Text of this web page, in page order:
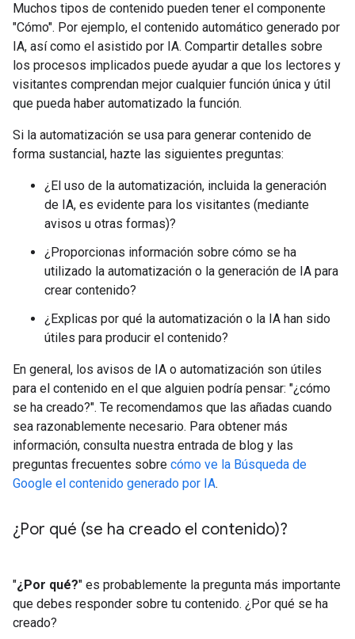
Muchos tipos de contenido pueden tener el componente
"Cómo". Por ejemplo, el contenido automático generado por
IA, así como el asistido por IA. Compartir detalles sobre
los procesos implicados puede ayudar a que los lectores y
visitantes comprendan mejor cualquier función única y útil
que pueda haber automatizado la función.
Si la automatización se usa para generar contenido de
forma sustancial, hazte las siguientes preguntas:
¿El uso de la automatización, incluida la generación
de IA, es evidente para los visitantes (mediante
avisos u otras formas)?
¿Proporcionas información sobre cómo se ha
utilizado la automatización o la generación de IA para
crear contenido?
¿Explicas por qué la automatización o la IA han sido
útiles para producir el contenido?
En general, los avisos de IA o automatización son útiles
para el contenido en el que alguien podría pensar: "¿cómo
se ha creado?". Te recomendamos que las añadas cuando
sea razonablemente necesario. Para obtener más
información, consulta nuestra entrada de blog y las
preguntas frecuentes sobre cómo ve la Búsqueda de
Google el contenido generado por IA.
¿Por qué (se ha creado el contenido)?
"¿Por qué?" es probablemente la pregunta más importante
que debes responder sobre tu contenido. ¿Por qué se ha
creado?